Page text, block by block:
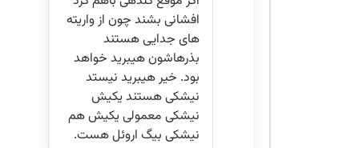
افشانی بشند چون از واریته
های جدایی هستند
بذرهاشون هیبرید خواهد
بود. خیر هیبرید نیستد
نیشکی هستند یکیش
نیشکی معمولی یکیش هم
نیشکی بیگ اروئل هست.